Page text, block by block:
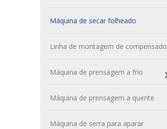
Máquina de secar folheado
Linha de montagem de compensado
Máquina de prensagem a frio
Máquina de prensagem a quente
Máquina de serra para aparar